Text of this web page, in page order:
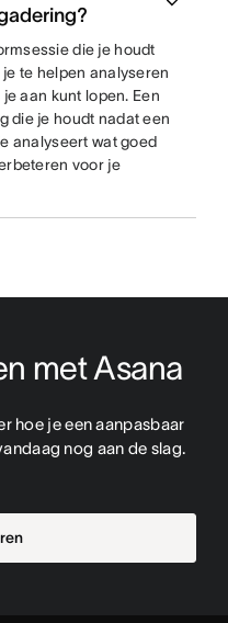
die je houdt
te helpen analyseren
aan kunt lopen. Een
die je houdt nadat een
analyseert wat goed
voor je
met Asana
hoe je een aanpasbaar
nog aan de slag.